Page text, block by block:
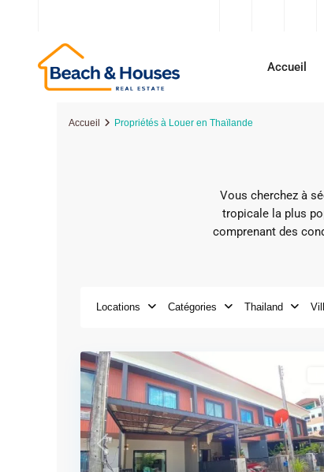
Accueil
Accueil Propriétés à Louer en Thaïlande
Vous cherchez à
tropicale la plus
comprenant des
Locations Catégories Thailand
Previous